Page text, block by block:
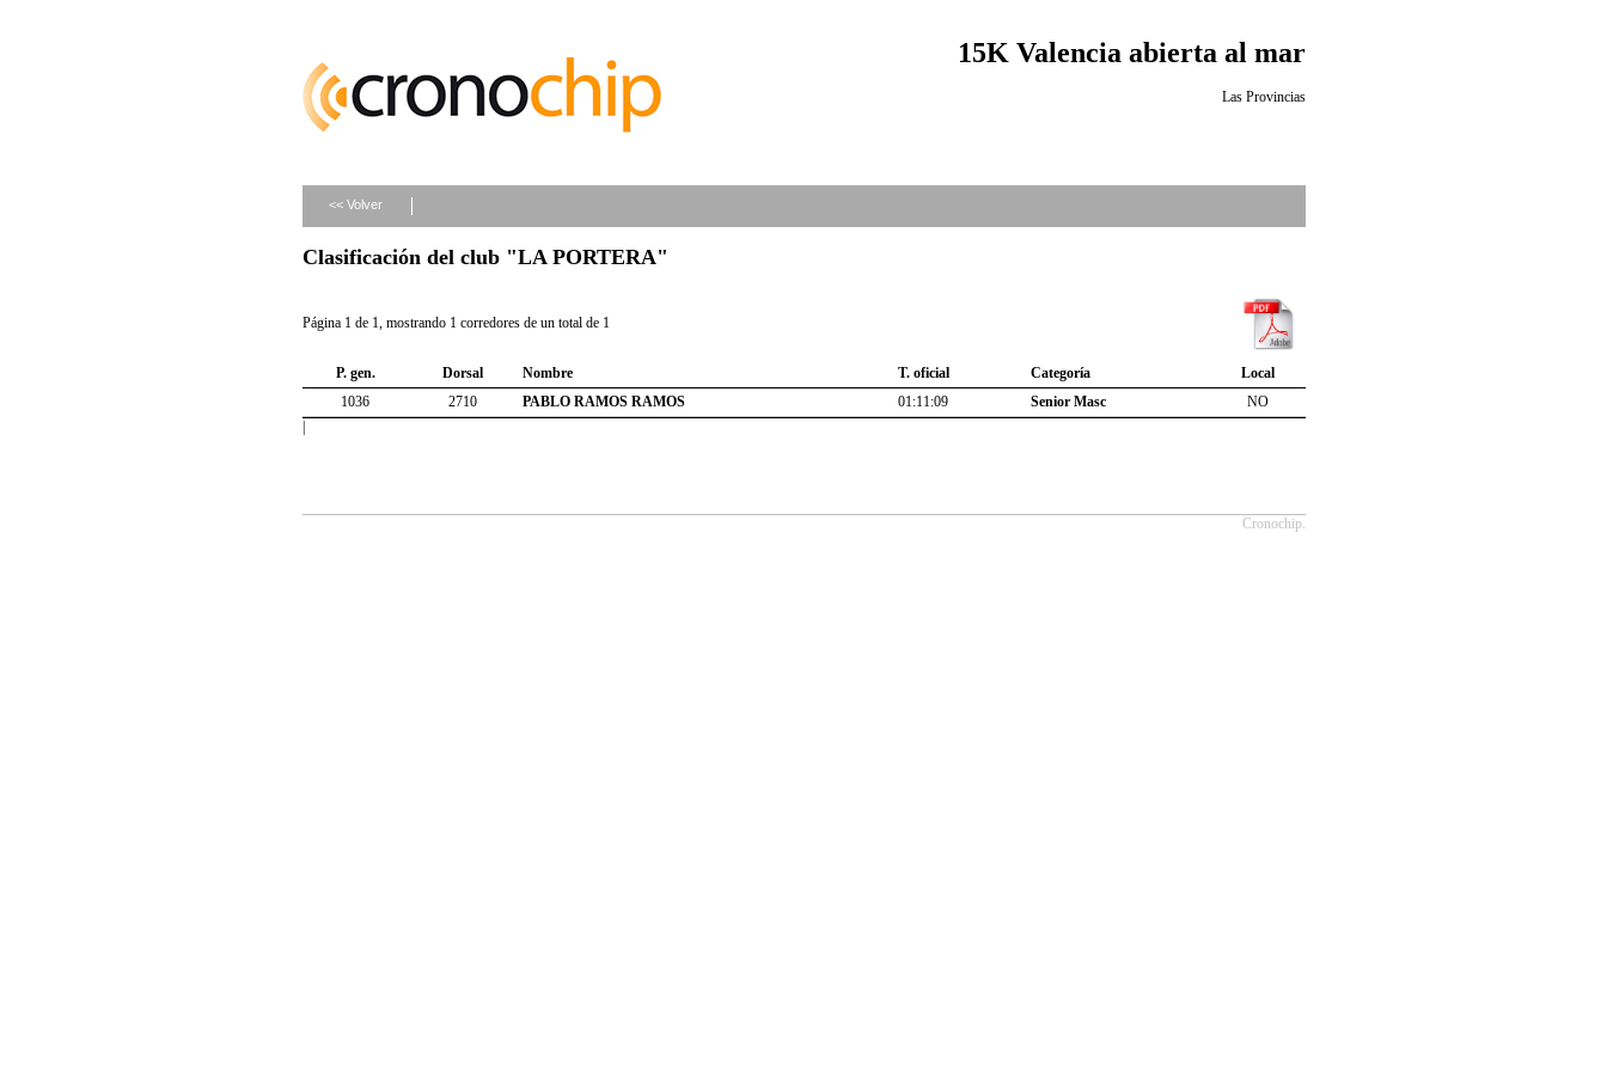
15K Valencia abierta al mar
Las Provincias
<< Volver
Clasificación del club "LA PORTERA"
Página 1 de 1, mostrando 1 corredores de un total de 1
P. gen. Dorsal Nombre T. oficial Categoría
Local
1036
2710 PABLO RAMOS RAMOS 01:11:09 Senior Masc
NO
|
Cronochip.